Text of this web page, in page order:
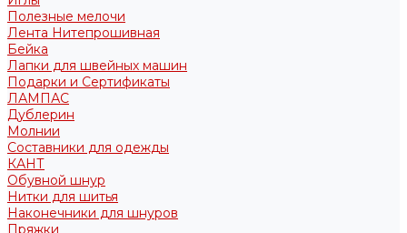
Полезные мелочи
Лента Нитепрошивная
Бейка
Лапки для швейных машин
Подарки и Сертификаты
ЛАМПАС
Дублерин
Молнии
Составники для одежды
КАНТ
Обувной шнур
Нитки для шитья
Наконечники для шнуров
Пряжки